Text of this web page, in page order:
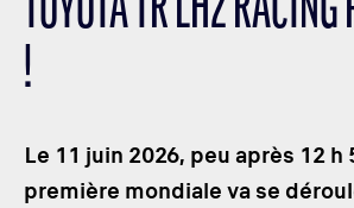
LES CATÉGORIES
DÉVELOPPEMENT
SEA BY DHL
TOYOTA TR LH2 RACING
!
Le 11 juin 2026, peu après 12 h
première mondiale va se